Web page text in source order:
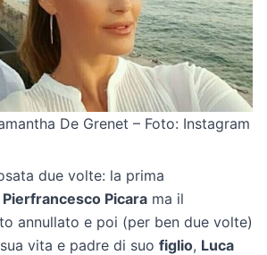
De Grenet – Foto: Instagram
due volte: la prima
Pierfrancesco Picara ma il
annullato e poi (per ben due volte)
vita e padre di suo figlio, Luca